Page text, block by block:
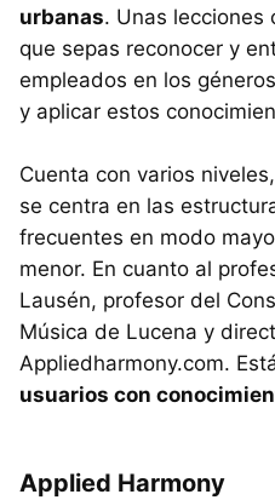
urbanas. Unas lecciones
que sepas reconocer y
empleados en los
y aplicar estos
Cuenta con varios
se centra en las
frecuentes en modo
menor. En cuanto al
Lausén, profesor del
Música de Lucena y
Appliedharmony.com.
usuarios con
Applied Harmony